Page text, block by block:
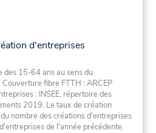
d'entreprises
des 15-64 ans au sens du
fibre FTTH : ARCEP
: INSEE, répertoire des
2019. Le taux de création
nombre des créations d'entreprises
de l'année précédente.